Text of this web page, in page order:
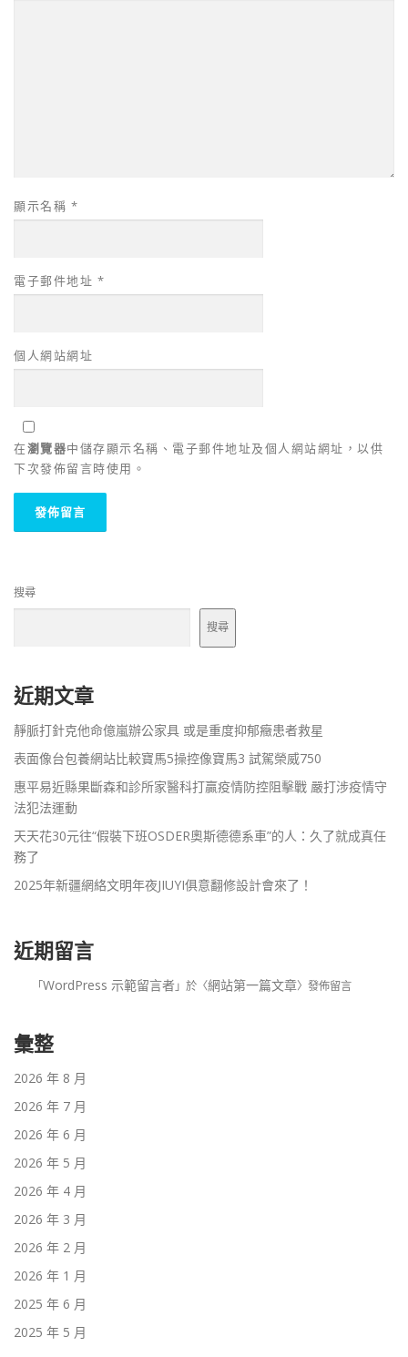
顯示名稱 *
電子郵件地址 *
個人網站網址
在瀏覽器中儲存顯示名稱、電子郵件地址及個人網站網址，以供
下次發佈留言時使用。
搜尋
搜尋
近期文章
靜脈打針克他命億嵐辦公家具 或是重度抑郁癥患者救星
表面像台包養網站比較寶馬5操控像寶馬3 試駕榮威750
惠平易近縣果斷森和診所家醫科打贏疫情防控阻擊戰 嚴打涉疫情守
法犯法運動
天天花30元往“假裝下班OSDER奧斯德德系車”的人：久了就成真任
務了
2025年新疆網絡文明年夜JIUYI俱意翻修設計會來了！
近期留言
「WordPress 示範留言者」於〈網站第一篇文章〉發佈留言
彙整
2026 年 8 月
2026 年 7 月
2026 年 6 月
2026 年 5 月
2026 年 4 月
2026 年 3 月
2026 年 2 月
2026 年 1 月
2025 年 6 月
2025 年 5 月